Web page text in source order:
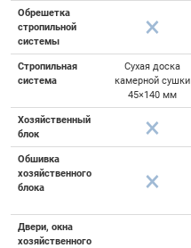
Обрешетка
стропильной
системы
Стропильная
система
Сухая доска
камерной сушки
45×140 мм
Хозяйственный
блок
Обшивка
хозяйственного
блока
Двери, окна
хозяйственного